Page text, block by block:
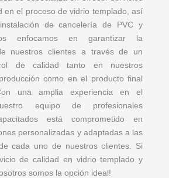
en el proceso de vidrio templado, así
de cancelería de PVC y
enfocamos en garantizar la
nuestros clientes a través de un
de calidad tanto en nuestros
como en el producto final
una amplia experiencia en el
equipo de profesionales
está comprometido en
personalizadas y adaptadas a las
cada uno de nuestros clientes. Si
de calidad en vidrio templado y
somos la opción ideal!